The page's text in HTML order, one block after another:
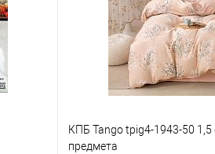
КПБ Tango tpig4-1943-50 1,5
предмета